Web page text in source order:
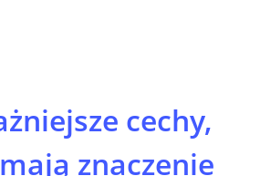
cechy,
znaczenie